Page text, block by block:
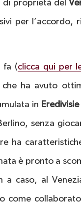
di proprietà del
per l’accordo,
fa (clicca qui per
ha avuto
in Eredivisie
senza
ha
è pronto a
caso, al
come